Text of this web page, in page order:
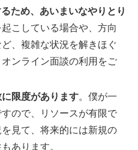
ため、あいまいなやりとり
こしている場合や、方向
、複雑な状況を解きほぐ
ンライン面談の利用をご
限度があります。僕が一
ので、リソースが有限で
見て、将来的には新規の
あります。